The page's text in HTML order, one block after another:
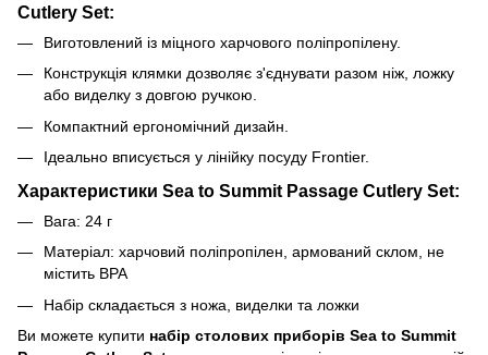
Cutlery Set:
Виготовлений із міцного харчового поліпропілену.
Конструкція клямки дозволяє з'єднувати разом ніж, ложку
або виделку з довгою ручкою.
Компактний ергономічний дизайн.
Ідеально вписується у лінійку посуду Frontier.
Характеристики Sea to Summit Passage Cutlery Set:
Вага: 24 г
Матеріал: харчовий поліпропілен, армований склом, не
містить BPA
Набір складається з ножа, виделки та ложки
Ви можете купити набір столових приборів Sea to Summit